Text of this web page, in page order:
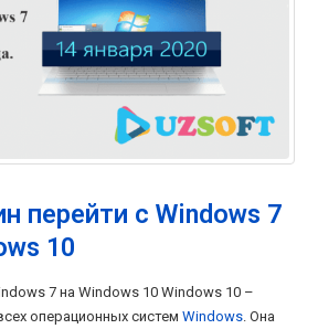
перейти с Windows 7
10
7 на Windows 10 Windows 10 –
операционных систем Windows . Она